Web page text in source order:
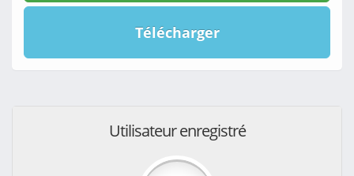
Télécharger
Utilisateur enregistré